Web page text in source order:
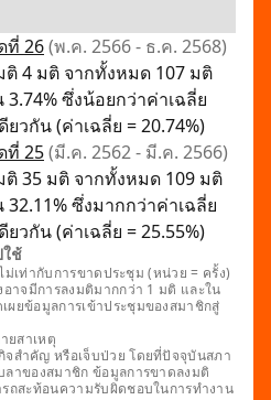
ที่ 26(พ.ค. 2566 - ธ.ค. 2568)
4 มติ จากทั้งหมด 107 มติ
ซึ่งน้อยกว่าค่าเฉลี่ย
วกัน (ค่าเฉลี่ย = 20.74%)
ที่ 25(มี.ค. 2562 - มี.ค. 2566)
35 มติ จากทั้งหมด 109 มติ
ซึ่งมากกว่าค่าเฉลี่ย
วกัน (ค่าเฉลี่ย = 25.55%)
ช้
เท่ากับการขาดประชุม (หน่วย = ครั้ง)
อาจมีการลงมติมากกว่า 1 มติ และใน
ผยข้อมูลการเข้าประชุมของสมาชิกสู่
ยสาเหตุ
สำคัญ หรือเจ็บป่วย โดยที่ปัจจุบันสภา
ลาของสมาชิก ข้อมูลการขาดลงมติ
รถสะท้อนความรับผิดชอบในการทำงาน